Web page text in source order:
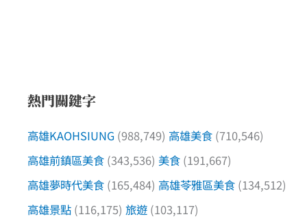
熱門關鍵字
高雄KAOHSIUNG (988,749) 高雄美食 (710,546)
高雄前鎮區美食 (343,536) 美食 (191,667)
高雄夢時代美食 (165,484) 高雄苓雅區美食 (134,512)
高雄景點 (116,175) 旅遊 (103,117)